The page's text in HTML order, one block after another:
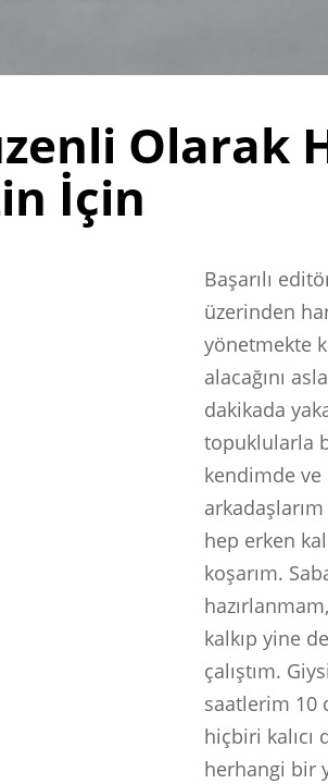
Olarak
İçin
Başarılı
üzerinden
yönetmekte
alacağını
dakikada
topuklularla
kendimde ve
hep erken
koşarım.
kalkıp yine
çalıştım.
saatlerim 10
hiçbiri kalıcı
herhangi bir